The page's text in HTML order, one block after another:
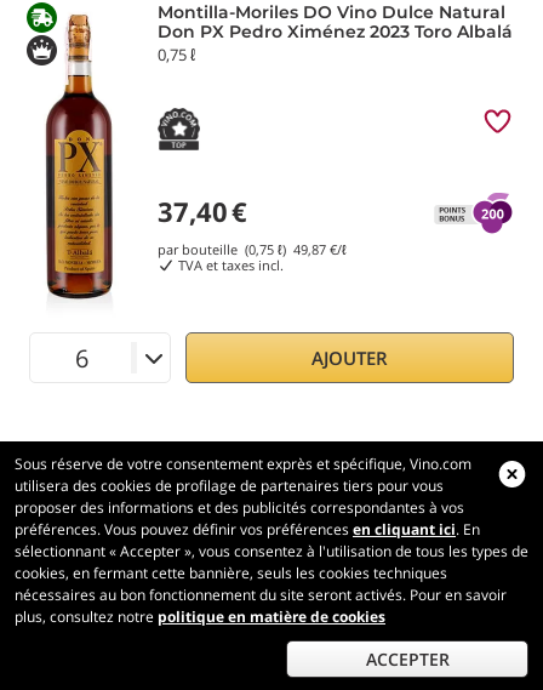
Montilla-Moriles DO Vino Dulce Natural
Don PX Pedro Ximénez 2023 Toro Albalá
0,75 ℓ
37,40€
par bouteille (0,75 ℓ) 49,87 €/ℓ
TVA et taxes incl.
AJOUTER
Sous réserve de votre consentement exprès et spécifique, Vino.com
utilisera des cookies de profilage de partenaires tiers pour vous
proposer des informations et des publicités correspondantes à vos
préférences. Vous pouvez définir vos préférencesen cliquant ici. En
sélectionnant « Accepter », vous consentez à l'utilisation de tous les types de
cookies, en fermant cette bannière, seuls les cookies techniques
nécessaires au bon fonctionnement du site seront activés. Pour en savoir
plus, consultez notre politique en matière de cookies
ACCEPTER
Vino.com
Made with
in Tuscany
Page traitée en 210 ms
production-front-2Copyright © 2026 VINO.COM 3ND S.r.l.
P.IVA IT06031960484 REA FI 594577 Cap. Soc. 345.772,16 € i.v.